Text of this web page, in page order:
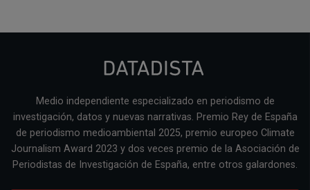
Medio independiente especializado en periodismo de
investigación, datos y nuevas narrativas. Premio Rey de España
de periodismo medioambiental 2025, premio europeo Climate
Journalism Award 2023 y dos veces premio de la Asociación de
Periodistas de Investigación de España, entre otros galardones.